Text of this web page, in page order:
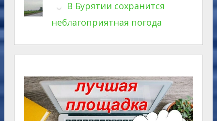
В Бурятии сохранится
неблагоприятная погода